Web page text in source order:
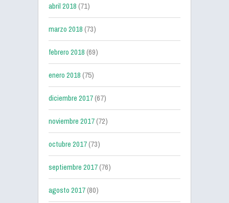
abril 2018(71)
marzo 2018(73)
febrero 2018(69)
enero 2018(75)
diciembre 2017(67)
noviembre 2017(72)
octubre 2017(73)
septiembre 2017(76)
agosto 2017(80)